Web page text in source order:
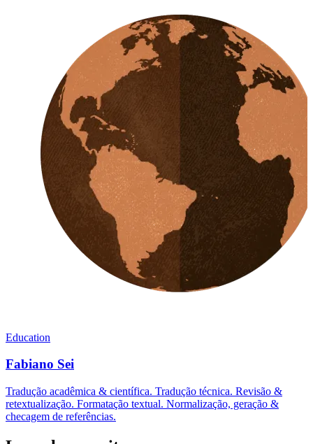
Education
Fabiano Sei
Tradução acadêmica & científica. Tradução técnica. Revisão &
retextualização. Formatação textual. Normalização, geração &
checagem de referências.